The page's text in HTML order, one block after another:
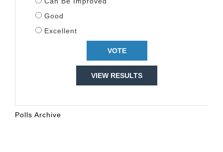
Good
Excellent
VIEW RESULTS
Polls Archive